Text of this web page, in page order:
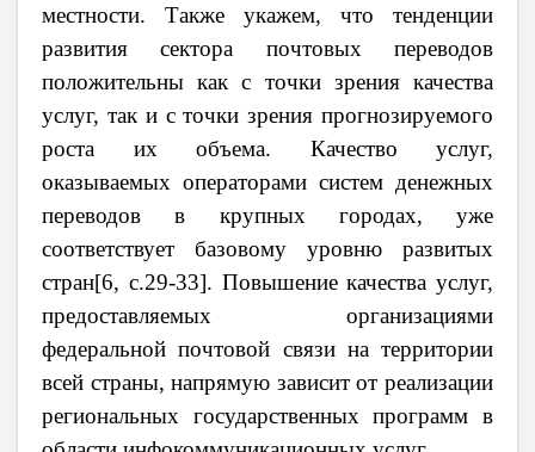
местности. Также укажем, что тенденции
развития сектора почтовых переводов
положительны как с точки зрения качества
услуг, так и с точки зрения прогнозируемого
роста их объема. Качество услуг,
оказываемых операторами систем денежных
переводов в крупных городах, уже
соответствует базовому уровню развитых
стран[6, c.29-33]. Повышение качества услуг,
предоставляемых организациями
федеральной почтовой связи на территории
всей страны, напрямую зависит от реализации
региональных государственных программ в